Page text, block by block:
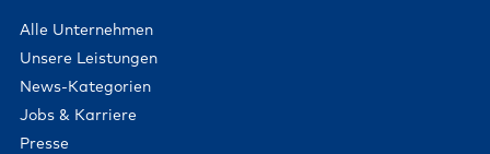
Alle Unternehmen
Unsere Leistungen
News-Kategorien
Jobs & Karriere
Presse